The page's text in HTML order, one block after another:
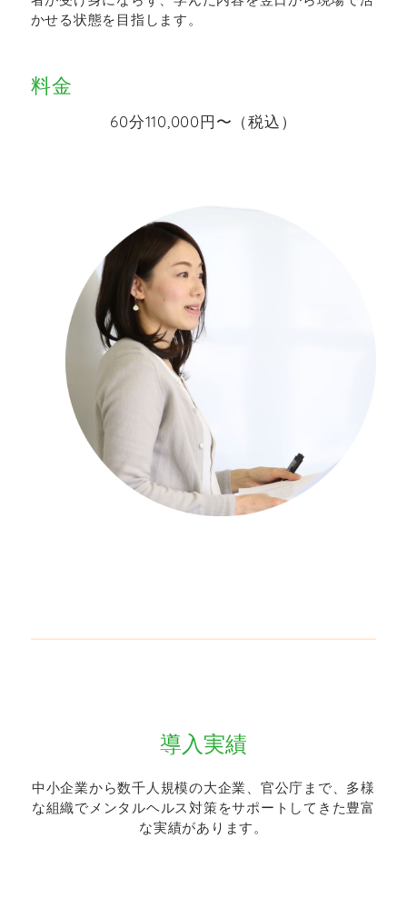
かせる状態を目指します。
料金
60分110,000円〜（税込）
導入実績
中小企業から数千人規模の大企業、官公庁まで、多様
な組織でメンタルヘルス対策をサポートしてきた豊富
な実績があります。